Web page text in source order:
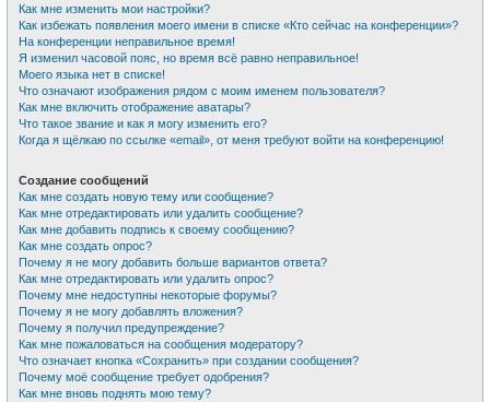
Как мне изменить мои настройки?
Как избежать появления моего имени в списке «Кто сейчас на конференции»?
На конференции неправильное время!
Я изменил часовой пояс, но время всё равно неправильное!
Моего языка нет в списке!
Что означают изображения рядом с моим именем пользователя?
Как мне включить отображение аватары?
Что такое звание и как я могу изменить его?
Когда я щёлкаю по ссылке «email», от меня требуют войти на конференцию!
Создание сообщений
Как мне создать новую тему или сообщение?
Как мне отредактировать или удалить сообщение?
Как мне добавить подпись к своему сообщению?
Как мне создать опрос?
Почему я не могу добавить больше вариантов ответа?
Как мне отредактировать или удалить опрос?
Почему мне недоступны некоторые форумы?
Почему я не могу добавлять вложения?
Почему я получил предупреждение?
Как мне пожаловаться на сообщения модератору?
Что означает кнопка «Сохранить» при создании сообщения?
Почему моё сообщение требует одобрения?
Как мне вновь поднять мою тему?